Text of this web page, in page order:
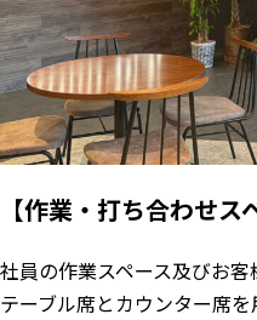
【作業・打ち合わせス
社員の作業スペース及びお
テーブル席とカウンター席